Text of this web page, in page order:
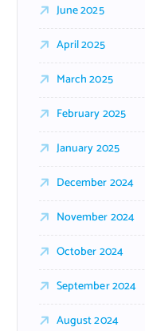
June 2025
April 2025
March 2025
February 2025
January 2025
December 2024
November 2024
October 2024
September 2024
August 2024